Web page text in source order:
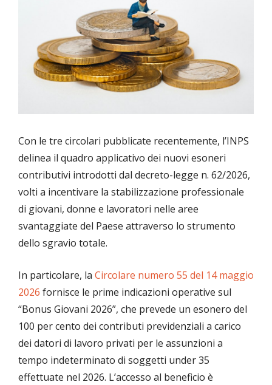
Con le tre circolari pubblicate recentemente, l’INPS
delinea il quadro applicativo dei nuovi esoneri
contributivi introdotti dal decreto-legge n. 62/2026,
volti a incentivare la stabilizzazione professionale
di giovani, donne e lavoratori nelle aree
svantaggiate del Paese attraverso lo strumento
dello sgravio totale.
In particolare, la Circolare numero 55 del 14 maggio
2026 fornisce le prime indicazioni operative sul
“Bonus Giovani 2026”, che prevede un esonero del
100 per cento dei contributi previdenziali a carico
dei datori di lavoro privati per le assunzioni a
tempo indeterminato di soggetti under 35
effettuate nel 2026. L’accesso al beneficio è